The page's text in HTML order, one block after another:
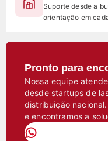
Suporte desde a
orientação em
Pronto para
Nossa equipe
desde startups de
distribuição
e encontramos a
Falar com um